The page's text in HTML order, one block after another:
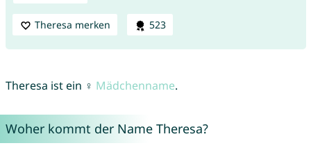
Theresa merken 523
Theresa ist ein ♀ Mädchenname.
Woher kommt der Name Theresa?